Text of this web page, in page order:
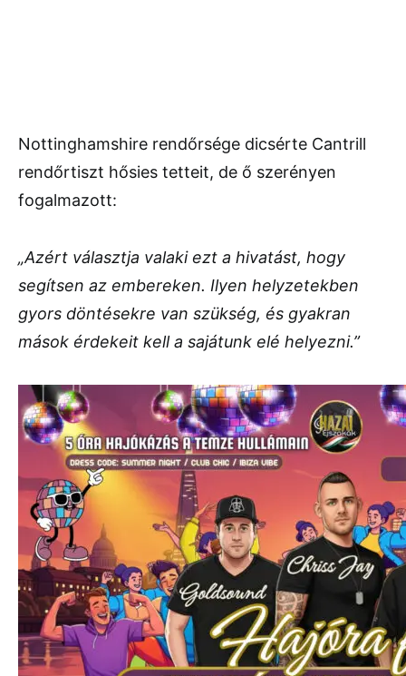
Nottinghamshire rendőrsége dicsérte Cantrill
rendőrtiszt hősies tetteit, de ő szerényen
fogalmazott:
„Azért választja valaki ezt a hivatást, hogy
segítsen az embereken. Ilyen helyzetekben
gyors döntésekre van szükség, és gyakran
mások érdekeit kell a sajátunk elé helyezni.”